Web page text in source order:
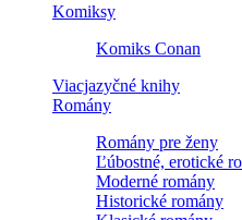
Komiksy
Komiks Conan
Viacjazyčné knihy
Romány
Romány pre ženy
Ľúbostné, erotické
Moderné romány
Historické romány